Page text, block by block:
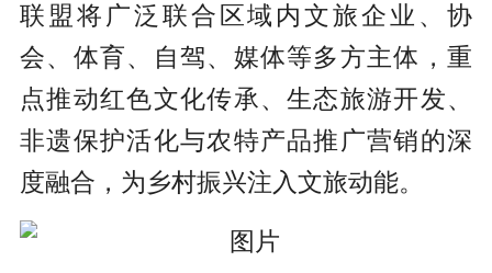
联盟将广泛联合区域内文旅企业、协
会、体育、自驾、媒体等多方主体，重
点推动红色文化传承、生态旅游开发、
非遗保护活化与农特产品推广营销的深
度融合，为乡村振兴注入文旅动能。